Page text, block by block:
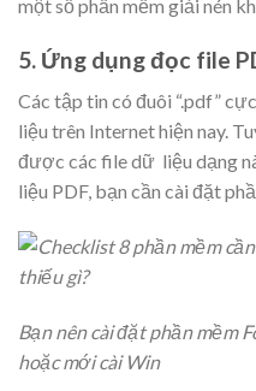
một số phần mềm giải nén
5. Ứng dụng đọc file
Các tập tin có đuôi “.pdf”
liệu trên Internet hiện nay.
được các file dữ liệu dạng
liệu PDF, bạn cần cài đặt
Bạn nên cài đặt phần mềm
hoặc mới cài Win